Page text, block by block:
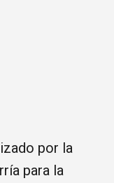
por la
para la